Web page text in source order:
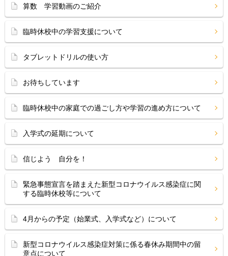
算数 学習動画のご紹介
臨時休校中の学習支援について
タブレットドリルの使い方
お待ちしています
臨時休校中の家庭での過ごし方や学習の進め方について
入学式の延期について
信じよう 自分を！
緊急事態宣言を踏まえた新型コロナウイルス感染症に関
する臨時休校等について
4月からの予定（始業式、入学式など）について
新型コロナウイルス感染症対策に係る春休み期間中の留
意点について